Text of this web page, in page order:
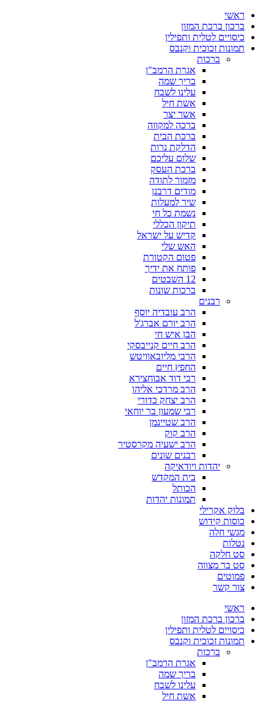
ראשי
ברכון ברכת המזון
כיסויים לטלית ותפילין
תמונות זכוכית וקנבס
ברכות
אגרת הרמב"ן
בריך שמה
עלינו לשבח
אשת חיל
אשר יצר
ברכה למקווה
ברכת הבית
הדלקת נרות
שלום עליכם
ברכת העסק
מזמור לתודה
מודים דרבנן
שיר למעלות
נשמת כל חי
תיקון הכללי
קדיש על ישראל
האש שלי
פטום הקטורת
פותח את ידיך
12 השבטים
ברכות שונות
רבנים
הרב עובדיה יוסף
הרב יורם אברג'ל
הבן איש חי
הרב חיים קנייבסקי
הרבי מליובאוויטש
החפץ חיים
רבי דוד אבוחצירא
הרב מרדכי אליהו
הרב יצחק כדורי
רבי שמעון בר יוחאי
הרב שטיינמן
הרב קוק
הרב ישעיה מקרסטיר
רבנים שונים
יהדות ויודאיקה
בית המקדש
הכותל
תמונות יהדות
בלוק אקרילי
כוסות קידוש
מגשי חלה
נטלות
סט חלקה
סט בר מצווה
פמוטים
צור קשר
ראשי
ברכון ברכת המזון
כיסויים לטלית ותפילין
תמונות זכוכית וקנבס
ברכות
אגרת הרמב"ן
בריך שמה
עלינו לשבח
אשת חיל